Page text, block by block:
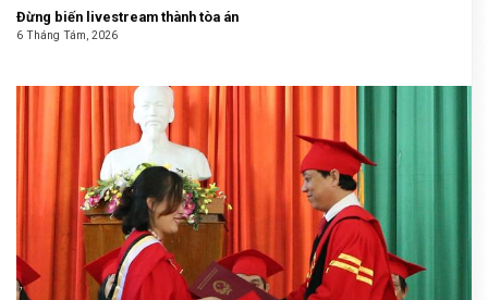
Đừng biến livestream thành tòa án
6 Tháng Tám, 2026